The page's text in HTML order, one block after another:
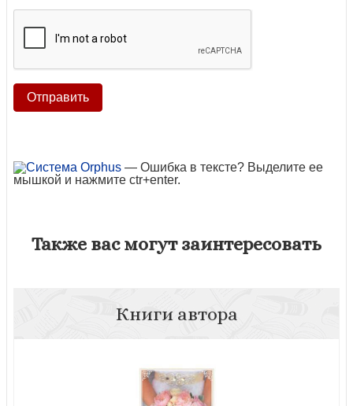
— Ошибка в тексте? Выделите ее
мышкой и нажмите ctr+enter.
Также вас могут заинтересовать
Книги автора